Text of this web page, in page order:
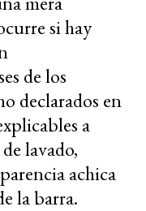
si hay
de los
declarados en
a
lavado,
achica
la barra.